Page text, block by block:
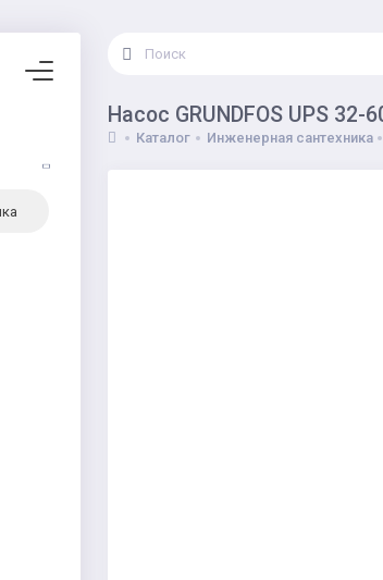
Насос GRUNDFOS UPS 32-
Каталог Инженерная сантехника